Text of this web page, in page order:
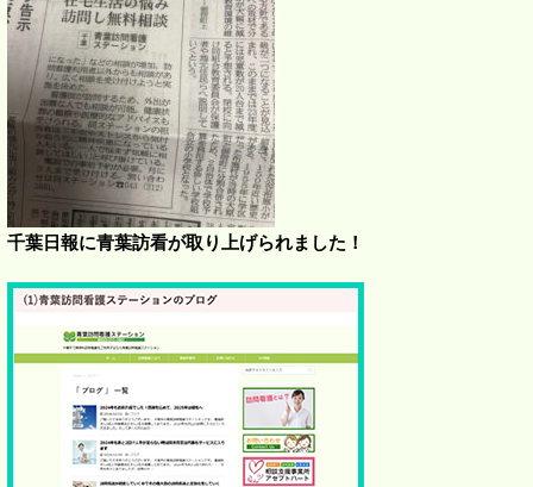
千葉日報に青葉訪看が取り上げられました！